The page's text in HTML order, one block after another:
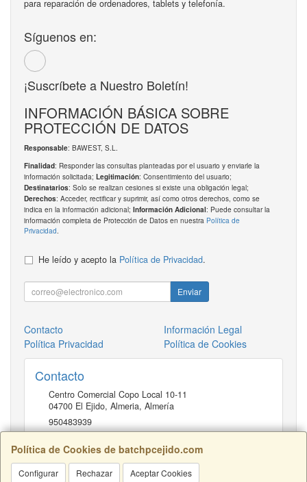
Política de Cookies de batchpcejido.com
Configurar Rechazar Aceptar Cookies
para reparación de ordenadores, tablets y telefonía.
Síguenos en:
¡Suscríbete a Nuestro Boletín!
INFORMACIÓN BÁSICA SOBRE
PROTECCIÓN DE DATOS
Responsable: BAWEST, S.L.
Finalidad: Responder las consultas planteadas por el usuario y enviarle la
información solicitada; Legitimación: Consentimiento del usuario;
Destinatarios: Solo se realizan cesiones si existe una obligación legal;
Derechos: Acceder, rectificar y suprimir, así como otros derechos, como se
indica en la información adicional; Información Adicional: Puede consultar la
información completa de Protección de Datos en nuestra Política de
Privacidad
He leído y acepto la Política de Privacidad.
Enviar
Contacto
Información Legal
Política Privacidad
Política de Cookies
Contacto
Centro Comercial Copo Local 10-11
04700 El Ejido, Almeria, Almería
950483939
Horario